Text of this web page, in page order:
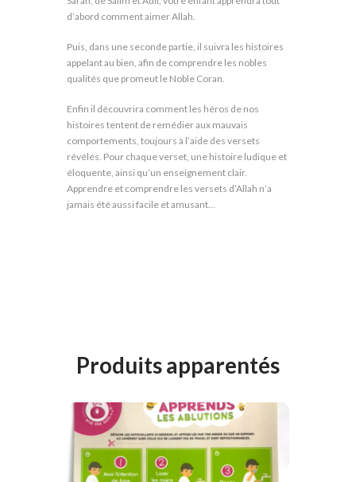
d’abord comment aimer Allah.
Puis, dans une seconde partie, il suivra les histoires
appelant au bien, afin de comprendre les nobles
qualités que promeut le Noble Coran.
Enfin il découvrira comment les héros de nos
histoires tentent de remédier aux mauvais
comportements, toujours à l’aide des versets
révélés. Pour chaque verset, une histoire ludique et
éloquente, ainsi qu’un enseignement clair.
Apprendre et comprendre les versets d’Allah n’a
jamais été aussi facile et amusant…
Produits apparentés